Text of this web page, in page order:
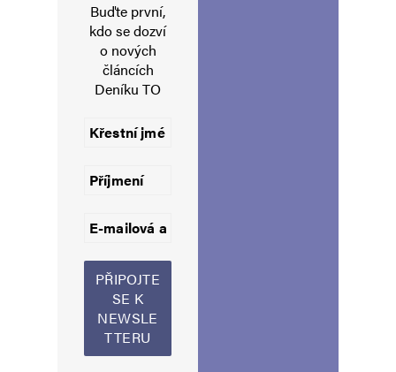
Uložit do prohlížeče jméno, e-mail a webovou stránku pro budoucí
Informujte mě o nových komentářích e-mailem.
Alternative:
Buďte první,
kdo se dozví
o nových
článcích
Deníku TO